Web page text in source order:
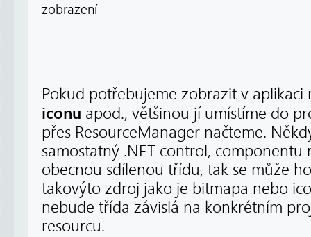
zobrazení
Pokud potřebujeme zobrazit v aplikaci
iconu apod., většinou jí umístíme do
přes ResourceManager načteme.
samostatný .NET control,
obecnou sdílenou třídu, tak se může
takovýto zdroj jako je bitmapa nebo
nebude třída závislá na konkrétním
resourcu.